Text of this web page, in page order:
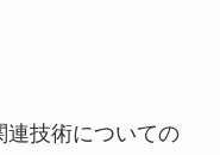
連技術についての